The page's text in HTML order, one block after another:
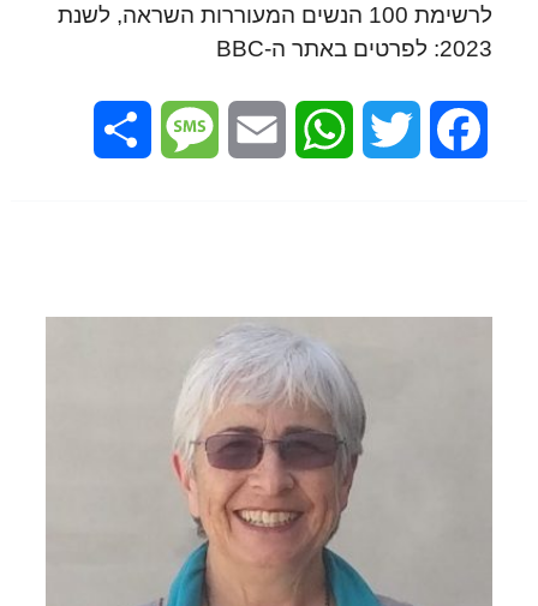
לרשימת 100 הנשים המעוררות השראה, לשנת
2023: לפרטים באתר ה-BBC
Facebook
Twitter
WhatsApp
Email
Message